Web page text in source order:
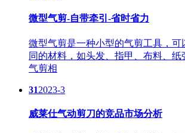
微型气剪-自带牵引-省时省力
微型气剪是一种小型的气剪工具，可
同的材料，如头发、指甲、布料、纸
气剪相
312023-3
威莱仕气动剪刀的竞品市场分析